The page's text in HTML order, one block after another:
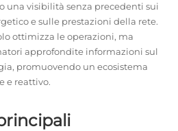
una visibilità senza precedenti sui
e sulle prestazioni della rete.
ottimizza le operazioni, ma
approfondite informazioni sul
promuovendo un ecosistema
e reattivo.